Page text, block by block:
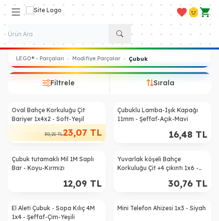
Favorilerim
Hesabım
LEGO® - Parçaları • Modifiye Parçalar • Çubuk
Filtrele Sırala
%24
Oval Bahçe Korkuluğu Çit
Bariyer 1x4x2 - Soft-Yeşil
30,21TL23,07 TL
Çubuklu Lamba-Işık Kapağı
11mm - Şeffaf-Açık-Mavi
16,48 TL
Çubuk tutamaklı Mil 1M Saplı
Bar - Koyu-Kırmızı
12,09 TL
Yuvarlak köşeli Bahçe
Korkuluğu Çit +4 çıkıntı 1x6 -
30,76 TL
El Aleti Çubuk - Sopa Kılıç 4M
1x4 - Şeffaf-Çim-Yeşili
Mini Telefon Ahizesi 1x3 - Siyah